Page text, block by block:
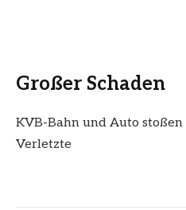
Großer Schaden
KVB-Bahn und Auto
Verletzte